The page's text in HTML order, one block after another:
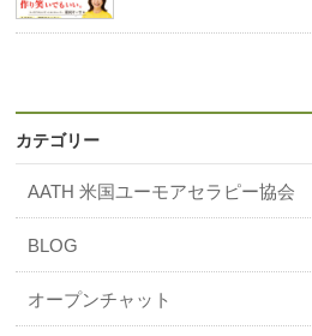
カテゴリー
AATH 米国ユーモアセラピー協会
BLOG
オープンチャット